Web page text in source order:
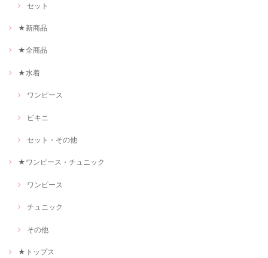
セット
★新商品
★全商品
★水着
ワンピース
ビキニ
セット・その他
★ワンピース・チュニック
ワンピース
チュニック
その他
★トップス